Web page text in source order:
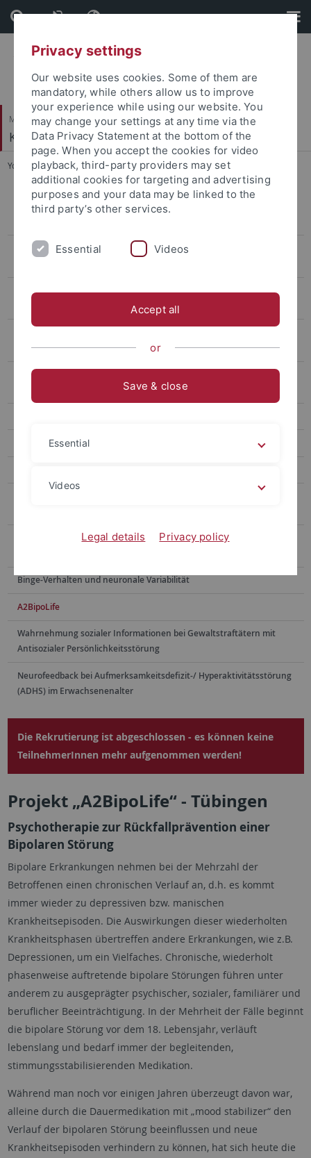
Skip
to
content
Skip
to
footer
Mathematisch-Naturwissenschaftliche Fakultät
Klinische Psychologie und Psychotherapie
You are here: Startseite ... A2BipoLife
Der Einfluss inhibitorischer Kontrolle auf die Stimmung bei Personen
Einfluss von Emotionen auf die Verarbeitung von
Wirksamkeit eines Körperbildtrainings bei Frauen mit Bulimia
mit Depressionen
Der Einfluss transkranieller Gleichstromstimulation auf die
Wahrnehmung von Lebensmitteln
KiMiss-Projekt
Neuronale Korrelate der Körperbildstörung bei der Binge Eating
Binge-Verhalten und neuronale Variabilität
A2BipoLife
Wahrnehmung sozialer Informationen bei Gewaltstraftätern mit
Antisozialer Persönlichkeitsstörung
Neurofeedback bei Aufmerksamkeitsdefizit-/ Hyperaktivitätsstörung
(ADHS) im Erwachsenenalter
Die Rekrutierung ist abgeschlossen - es können keine
TeilnehmerInnen mehr aufgenommen werden!
Projekt „A2BipoLife“ - Tübingen
Psychotherapie zur Rückfallprävention einer
Bipolaren Störung
Bipolare Erkrankungen nehmen bei der Mehrzahl der
Betroffenen einen chronischen Verlauf an, d.h. es kommt
immer wieder zu depressiven bzw. manischen
Krankheitsepisoden. Die Auswirkungen dieser wiederholten
Krankheitsphasen übertreffen andere Erkrankungen, wie z.B.
Depressionen, um ein Vielfaches. Chronische, wiederholt
phasenweise auftretende bipolare Störungen führen unter
anderem zu ausgeprägter psychischer, sozialer, familiärer und
beruflicher Beeinträchtigung. In der Mehrheit der Fälle beginnt
die bipolare Störung vor dem 18. Lebensjahr, verläuft
lebenslang und bedarf immer der begleitenden,
stimmungsstabilisierenden Medikation.
Während man noch vor einigen Jahren überzeugt davon war,
alleine durch die Dauermedikation mit „mood stabilizer“ den
Verlauf der bipolaren Störung beeinflussen und neue
Krankheitsepisoden verhindern zu können, hat sich heute die
Privacy settings
Our website uses cookies. Some of them are
mandatory, while others allow us to improve
your experience while using our website. You
may change your settings at any time via the
Data Privacy Statement at the bottom of the
page. When you accept the cookies for video
playback, third-party providers may set
additional cookies for targeting and advertising
purposes and your data may be linked to the
third party’s other services.
Essential Videos
Accept all
or
Save & close
Essential
Videos
Legal details Privacy policy